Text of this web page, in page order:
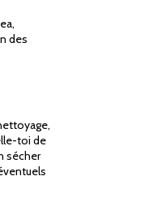
des
toi de
sécher